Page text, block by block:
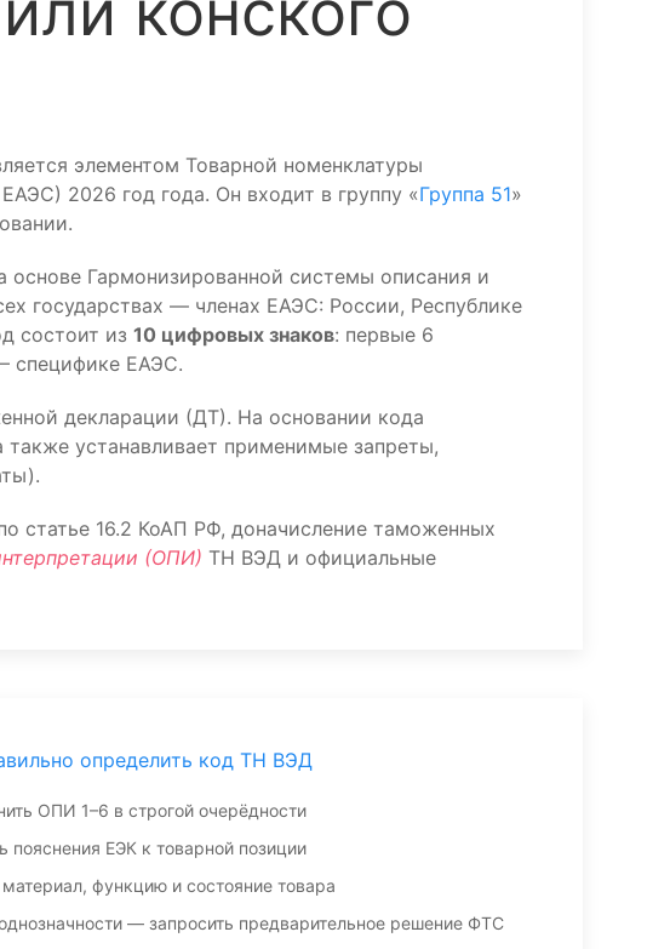
элементом Товарной номенклатуры
2026 год года. Он входит в группу «Группа 51»
Гармонизированной системы описания и
государствах — членах ЕАЭС: России, Республике
состоит из 10 цифровых знаков: первые 6
специфике ЕАЭС.
декларации (ДТ). На основании кода
устанавливает применимые запреты,
статье 16.2 КоАП РФ, доначисление таможенных
(ОПИ) ТН ВЭД и официальные
определить код ТН ВЭД
ОПИ 1–6 в строгой очерёдности
пояснения ЕЭК к товарной позиции
материал, функцию и состояние товара
— запросить предварительное решение ФТС